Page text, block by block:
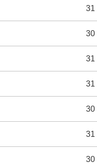
31
30
31
31
30
31
30